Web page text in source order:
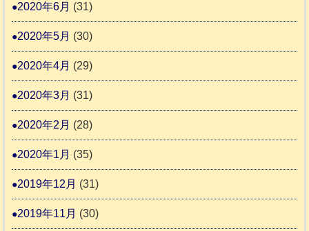
2020年6月 (31)
2020年5月 (30)
2020年4月 (29)
2020年3月 (31)
2020年2月 (28)
2020年1月 (35)
2019年12月 (31)
2019年11月 (30)